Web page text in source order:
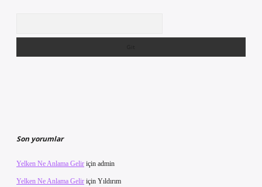
Son yorumlar
Yelken Ne Anlama Gelir için admin
Yelken Ne Anlama Gelir için Yıldırım